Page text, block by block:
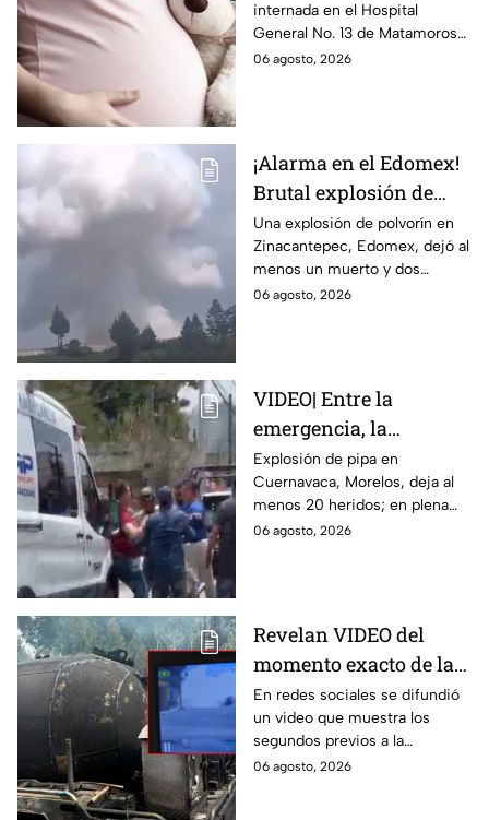
Tamaulipas; ¿qué pasó
con Nohemí?
internada en el Hospital
General No. 13 de Matamoros
tras complicaciones por un
06 agosto, 2026
¡Alarma en el Edomex!
Brutal explosión de
polvorín en Santa
María del Monte,
Zinacantepec; reportan
al menos un muerto y
Una explosión de polvorín en
Zinacantepec, Edomex, dejó al
menos un muerto y dos
heridos; autoridades atiende la
06 agosto, 2026
VIDEO| Entre la
emergencia, la
desesperación y el
llanto de un niño;
adultos desatan pelea
tras explosión de pipa
Explosión de pipa en
Cuernavaca, Morelos, deja al
menos 20 heridos; en plena
emergencia, dos hombres
06 agosto, 2026
Revelan VIDEO del
momento exacto de la
explosión de pipa de
gas en Cuernavaca,
Morelos
En redes sociales se difundió
un video que muestra los
segundos previos a la
explosión de una pipa de gas
06 agosto, 2026